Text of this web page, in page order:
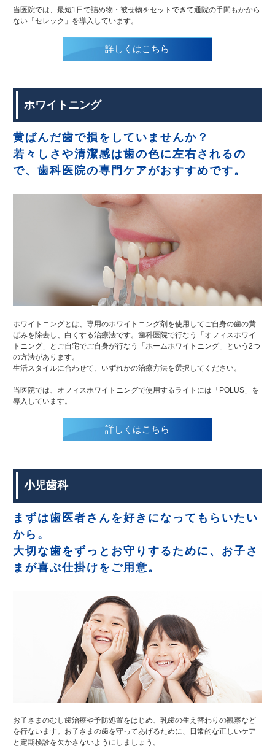
当医院では、最短1日で詰め物・被せ物をセットできて通院の手間もかから
ない「セレック」を導入しています。
詳しくはこちら
ホワイトニング
黄ばんだ歯で損をしていませんか？
若々しさや清潔感は歯の色に左右されるの
で、歯科医院の専門ケアがおすすめです。
ホワイトニングとは、専用のホワイトニング剤を使用してご自身の歯の黄
ばみを除去し、白くする治療法です。歯科医院で行なう「オフィスホワイ
トニング」とご自宅でご自身が行なう「ホームホワイトニング」という2つ
の方法があります。
生活スタイルに合わせて、いずれかの治療方法を選択してください。
当医院では、オフィスホワイトニングで使用するライトには「POLUS」を
導入しています。
詳しくはこちら
小児歯科
まずは歯医者さんを好きになってもらいたい
から。
大切な歯をずっとお守りするために、お子さ
まが喜ぶ仕掛けをご用意。
お子さまのむし歯治療や予防処置をはじめ、乳歯の生え替わりの観察など
を行ないます。お子さまの歯を守ってあげるために、日常的な正しいケア
と定期検診を欠かさないようにしましょう。